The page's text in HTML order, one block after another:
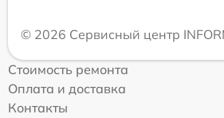
© 2026 Сервисный центр
Стоимость ремонта
Оплата и доставка
Контакты